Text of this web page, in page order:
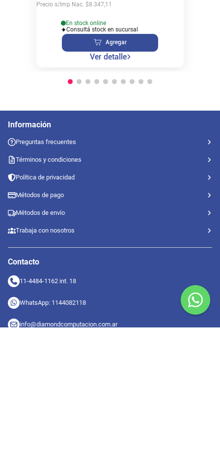
Precio s/Imp Nac. $8.347,11
En stock online
Consultá stock en sucursal
Agregar
Ver detalle
Información
Preguntas frecuentes
Términos y condiciones
Política de privacidad
Métodos de pago
Métodos de envío
Trabaja con nosotros
Contacto
11-4484-1162 int. 18
WhatsApp: 1144082118
info@diamondcomputacion.com.ar